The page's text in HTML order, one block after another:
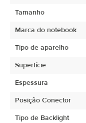
Tamanho
Marca do notebook
Tipo de aparelho
Superfície
Espessura
Posição Conector
Tipo de Backlight